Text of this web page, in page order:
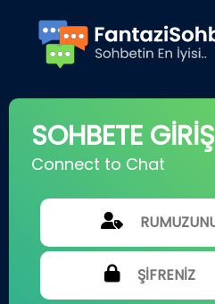
SOHBETE GİRİŞ
Connect to Chat